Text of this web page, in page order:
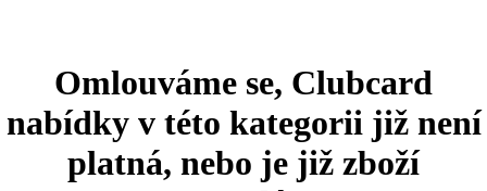
Omlouváme se, Clubcard
nabídky v této kategorii již není
platná, nebo je již zboží